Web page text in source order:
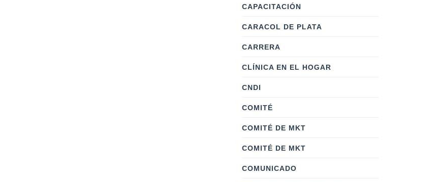
CAPACITACIÓN
CARACOL DE PLATA
CARRERA
CLÍNICA EN EL HOGAR
CNDI
COMITÉ
COMITÉ DE MKT
COMITÉ DE MKT
COMUNICADO